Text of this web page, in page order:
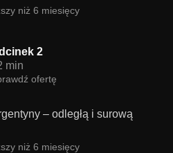
niż 6 miesięcy
2
min
ofertę
– odległą i surową
niż 6 miesięcy